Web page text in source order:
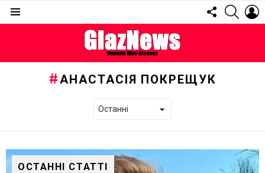
FOLLOW
US
АНАСТАСІЯ ПОКРЕЩУК
ОСТАННІ СТАТТІ